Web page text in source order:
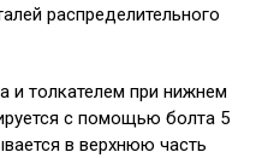
распределительного
и толкателем при нижнем
с помощью болта 5
в верхнюю часть